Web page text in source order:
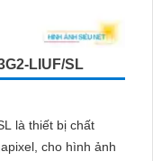
LIUF/SL
là thiết bị chất
cho hình ảnh